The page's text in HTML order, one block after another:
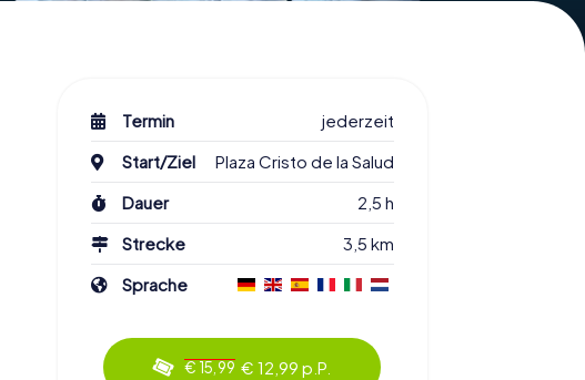
Termin
jederzeit
Start/Ziel
Plaza Cristo de la Salud
Dauer
2,5 h
Strecke
3,5 km
Sprache
€ 15,99 € 12,99 p.P.